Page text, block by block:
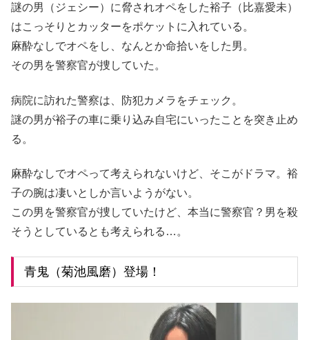
謎の男（ジェシー）に脅されオペをした裕子（比嘉愛未）
はこっそりとカッターをポケットに入れている。
麻酔なしでオペをし、なんとか命拾いをした男。
その男を警察官が捜していた。
病院に訪れた警察は、防犯カメラをチェック。
謎の男が裕子の車に乗り込み自宅にいったことを突き止め
る。
麻酔なしでオペって考えられないけど、そこがドラマ。裕
子の腕は凄いとしか言いようがない。
この男を警察官が捜していたけど、本当に警察官？男を殺
そうとしているとも考えられる…。
青鬼（菊池風磨）登場！